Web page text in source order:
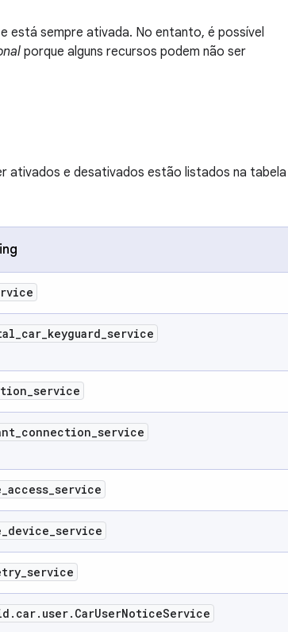
está sempre ativada. No entanto, é possível
porque alguns recursos podem não ser
ativados e desativados estão listados na tabela
_car_keyguard_service
_service
_connection_service
_access_service
_device_service
_service
. car. user. CarUserNoticeService